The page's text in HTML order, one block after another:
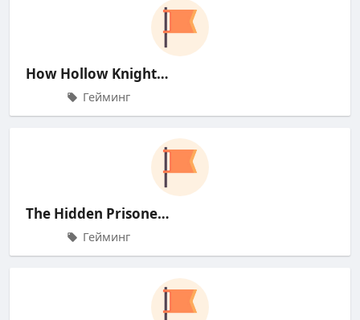
How Hollow Knight: Silksong'
Гейминг
The Hidden Prisoner: Hornet'
Гейминг